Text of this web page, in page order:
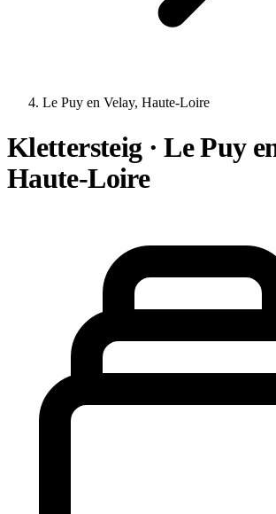
Le Puy en Velay, Haute-Loire
Klettersteig · Le Puy
Haute-Loire